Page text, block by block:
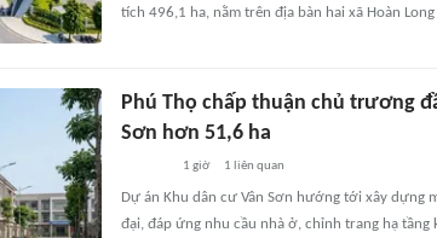
tích 496,1 ha, nằm trên địa bàn hai xã Hoàn Long
Phú Thọ chấp thuận chủ trương
Sơn hơn 51,6 ha
1 giờ 1 liên quan
Dự án Khu dân cư Vân Sơn hướng tới xây dựng
đại, đáp ứng nhu cầu nhà ở, chỉnh trang hạ tầng